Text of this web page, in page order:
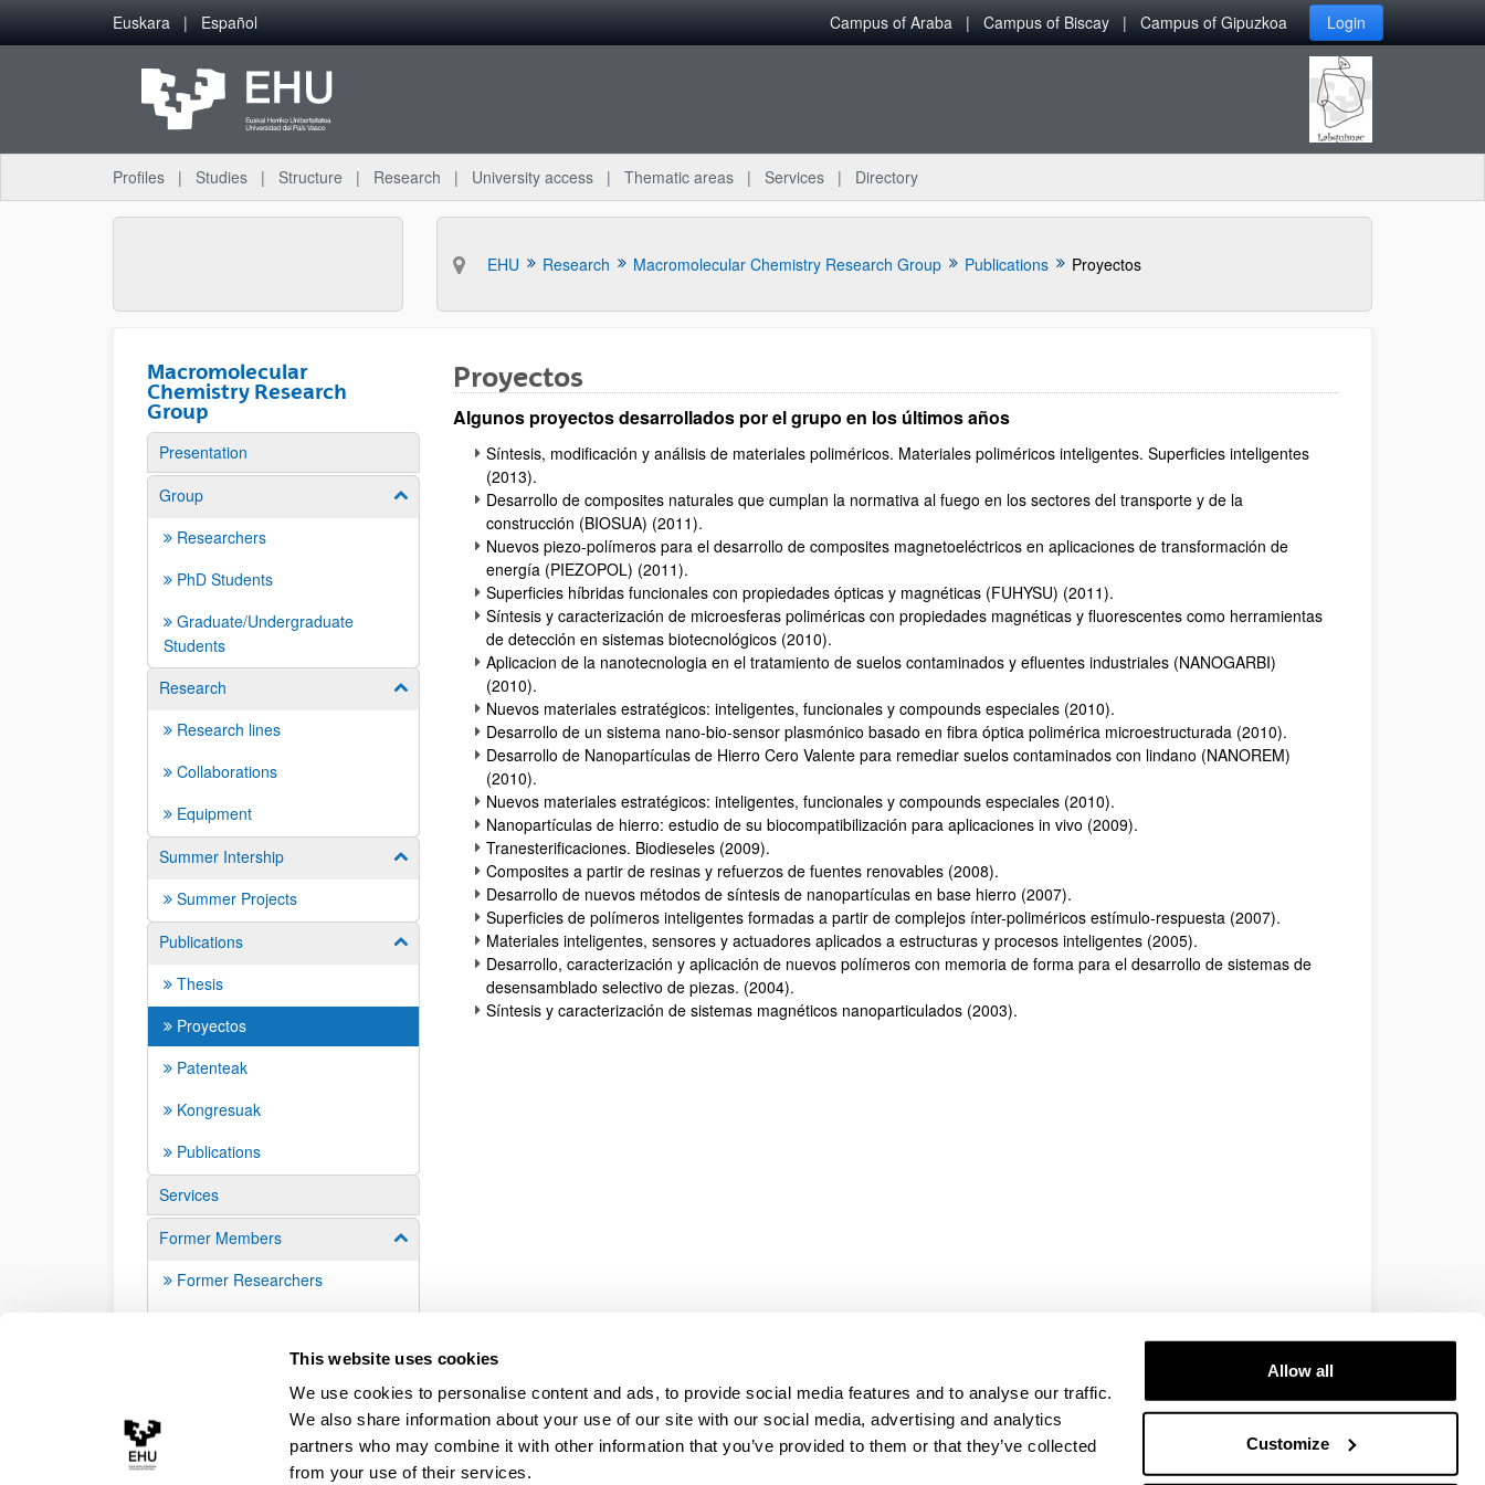
This website uses cookies
We use cookies to personalise content and ads, to provide social media features and to analyse our traffic.
We also share information about your use of our site with our social media, advertising and analytics
partners who may combine it with other information that you’ve provided to them or that they’ve collected
from your use of their services.
Allow all
Customize
Skip to Main Content
Euskara Español Campus of Araba Campus of Biscay Campus of Gipuzkoa Login
Profiles Studies Structure Research University access Thematic areas Services Directory
EHU Research Macromolecular Chemistry Research Group Publications Proyectos
Macromolecular
Chemistry Research
Group
Presentation
Group
Show/hide subpages
Researchers
PhD Students
Graduate/Undergraduate
Students
Research
Show/hide subpages
Research lines
Collaborations
Equipment
Summer Intership
Show/hide subpages
Summer Projects
Publications
Show/hide subpages
Thesis
Proyectos
Patenteak
Kongresuak
Publications
Services
Former Members
Show/hide subpages
Former Researchers
Proyectos
Algunos proyectos desarrollados por el grupo en los últimos años
Síntesis, modificación y análisis de materiales poliméricos. Materiales poliméricos inteligentes. Superficies inteligentes
(2013).
Desarrollo de composites naturales que cumplan la normativa al fuego en los sectores del transporte y de la
construcción (BIOSUA) (2011).
Nuevos piezo-polímeros para el desarrollo de composites magnetoeléctricos en aplicaciones de transformación de
energía (PIEZOPOL) (2011).
Superficies híbridas funcionales con propiedades ópticas y magnéticas (FUHYSU) (2011).
Síntesis y caracterización de microesferas poliméricas con propiedades magnéticas y fluorescentes como herramientas
de detección en sistemas biotecnológicos (2010).
Aplicacion de la nanotecnologia en el tratamiento de suelos contaminados y efluentes industriales (NANOGARBI)
(2010).
Nuevos materiales estratégicos: inteligentes, funcionales y compounds especiales (2010).
Desarrollo de un sistema nano-bio-sensor plasmónico basado en fibra óptica polimérica microestructurada (2010).
Desarrollo de Nanopartículas de Hierro Cero Valente para remediar suelos contaminados con lindano (NANOREM)
(2010).
Nuevos materiales estratégicos: inteligentes, funcionales y compounds especiales (2010).
Nanopartículas de hierro: estudio de su biocompatibilización para aplicaciones in vivo (2009).
Tranesterificaciones. Biodieseles (2009).
Composites a partir de resinas y refuerzos de fuentes renovables (2008).
Desarrollo de nuevos métodos de síntesis de nanopartículas en base hierro (2007).
Superficies de polímeros inteligentes formadas a partir de complejos ínter-poliméricos estímulo-respuesta (2007).
Materiales inteligentes, sensores y actuadores aplicados a estructuras y procesos inteligentes (2005).
Desarrollo, caracterización y aplicación de nuevos polímeros con memoria de forma para el desarrollo de sistemas de
desensamblado selectivo de piezas. (2004).
Síntesis y caracterización de sistemas magnéticos nanoparticulados (2003).